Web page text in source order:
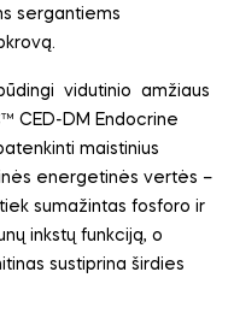
sergantiems
vidutinio
amžiaus
CED-DM Endocrine
maistinius
energetinės vertės –
sumažintas fosforo ir
inkstų funkciją, o
sustiprina širdies